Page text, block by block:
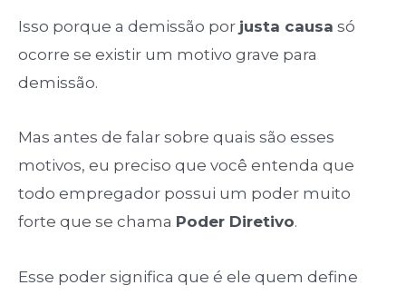
Isso porque a demissão por justa causa só
ocorre se existir um motivo grave para
demissão.
Mas antes de falar sobre quais são esses
motivos, eu preciso que você entenda que
todo empregador possui um poder muito
forte que se chama Poder Diretivo.
Esse poder significa que é ele quem define